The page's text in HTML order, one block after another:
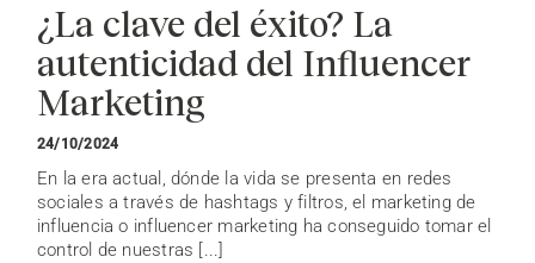
¿La clave del éxito? La
autenticidad del Influencer
Marketing
24/10/2024
En la era actual, dónde la vida se presenta en redes
sociales a través de hashtags y filtros, el marketing de
influencia o influencer marketing ha conseguido tomar el
control de nuestras [...]